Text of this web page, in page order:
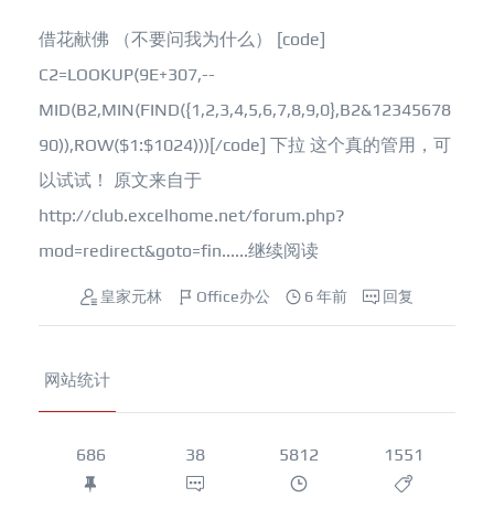
借花献佛 （不要问我为什么） [code]
C2=LOOKUP(9E+307,--
MID(B2,MIN(FIND({1,2,3,4,5,6,7,8,9,0},B2&12345678
90)),ROW($1:$1024)))[/code] 下拉 这个真的管用，可
以试试！ 原文来自于
http://club.excelhome.net/forum.php?
mod=redirect&goto=fin......继续阅读
皇家元林 Office办公 6 年前 回复
网站统计
686 38 5812 1551